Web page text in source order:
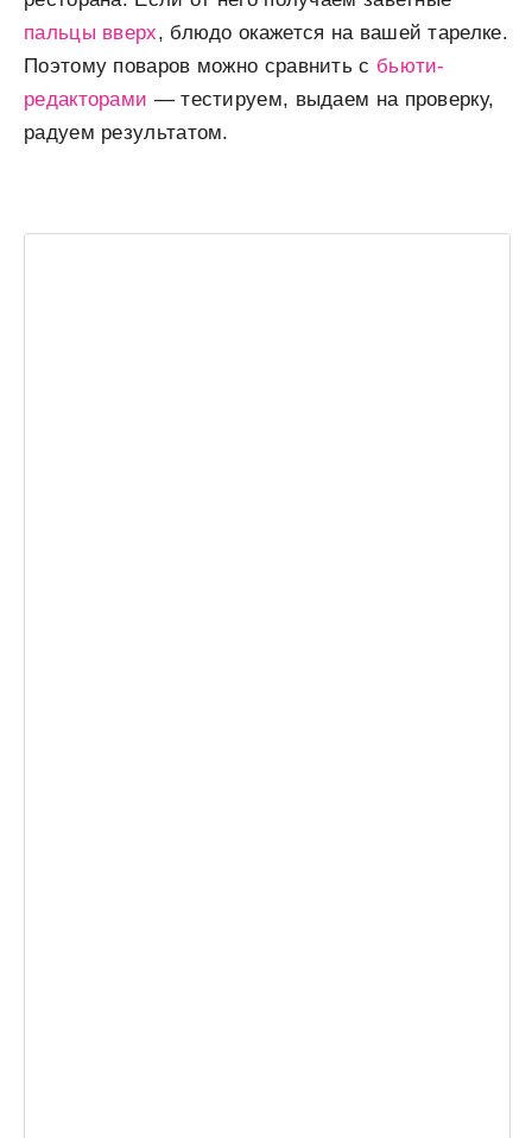
пальцы вверх, блюдо окажется на вашей тарелке.
Поэтому поваров можно сравнить с бьюти-
редакторами — тестируем, выдаем на проверку,
радуем результатом.